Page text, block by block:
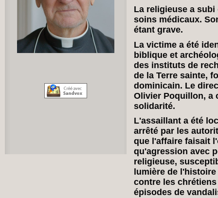
La religieuse a
soins médicaux.
étant grave.
La victime a été
biblique et
des instituts de
de la Terre sainte,
dominicain. Le
Olivier Poquillon, a
solidarité.
L'assaillant a été
arrêté par les
que l'affaire faisait
qu'agression avec
religieuse,
lumière de
contre les
épisodes de